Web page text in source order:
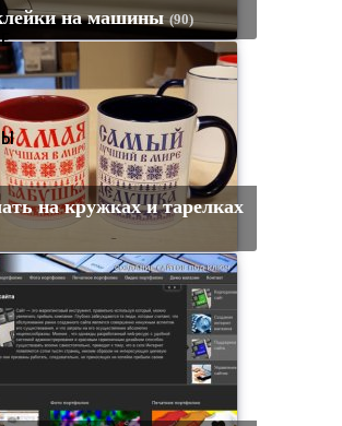
на машины (90)
на кружках и тарелках